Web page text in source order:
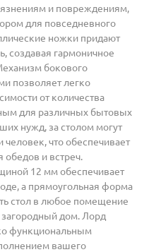
и повреждениям,
для повседневного
ножки придают
создавая гармоничное
бокового
позволяет легко
от количества
для различных бытовых
нужд, за столом могут
человек, что обеспечивает
обедов и встреч.
12 мм обеспечивает
а прямоугольная форма
стол в любое помещение
загородный дом. Лорд
функциональным
вашего